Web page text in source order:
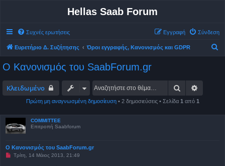
Hellas Saab Forum
Συχνές ερωτήσεις Σύνδεση
Εγγραφή
Ευρετήριο Δ. Συζήτησης Όροι εγγραφής, Κανονισμός και GDPR
Ο Κανονισμός του SaabForum.gr
Κλειδωμένο Αναζήτηση
Πρώτη μη αναγνωσμένη δημοσίευση• 2 δημοσιεύσεις • Σελίδα 1 από 1
COMMITTEE
Επιτροπή Saabforum
Ο Κανονισμός του SaabForum.gr
ΜΤρίτη, 14 Μάιος 2013, 21:49